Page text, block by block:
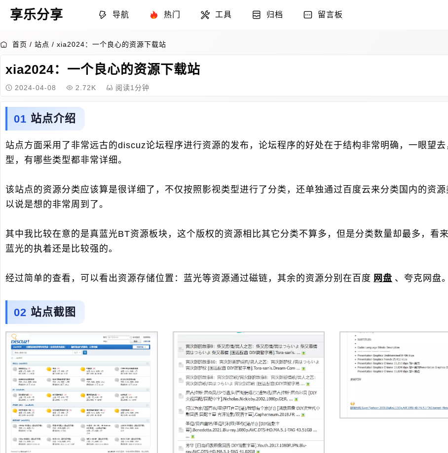
享乐分享 导航 热门 工具 归档 留言板
首页 / 站点 / xia2024：一个良心的资源下载站
xia2024：一个良心的资源下载站
2024-04-08 2.72K 阅读1分钟
站点介绍
站点方面采用了非常远古的discuz论坛程序进行资源的发布，论坛程序的好处在于结构非常明确，一眼望去
型，有哪些类型都非常详细。
该站点的资源分类应该算是很详细了，不仅按照影视类型进行了分类，还单独通过百度云来分类国内的资源
以说是想的非常周到了。
其中我比较在意的是真蓝光BT资源板块，这个版权的资源相比其它分类不算多，但是分类数量却最多，看
蓝光的执着还是比较强的。
经过简单的查看，可以看出资源存储位置：蓝光等资源通过磁链，其余的资源分别在百度 网盘 、夸克网盘。
站点截图